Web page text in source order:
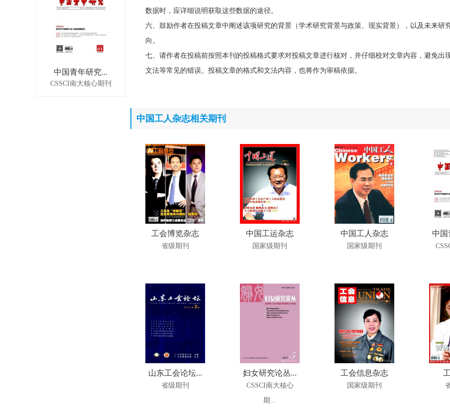
中国青年研究...
CSSCI南大核心期刊
数据时，应详细说明获取这些数据的途径。
六、鼓励作者在投稿文章中阐述该项研究的背景（学术研究背景与政策、现实背景），以及未来研
向。
七、请作者在投稿前按照本刊的投稿格式要求对投稿文章进行核对，并仔细校对文章内容，避免出
文法等常见的错误。投稿文章的格式和文法内容，也将作为审稿依据。
中国工人杂志相关期刊
工会博览杂志
省级期刊
中国工运杂志
国家级期刊
中国工人杂志
国家级期刊
中国
山东工会论坛...
省级期刊
妇女研究论丛...
CSSCI南大核心
期...
工会信息杂志
国家级期刊